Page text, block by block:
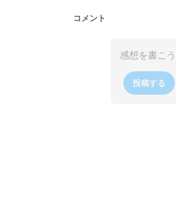
コメント
投稿する